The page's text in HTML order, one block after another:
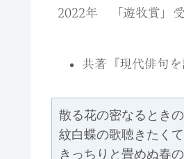
2022年 「遊牧賞」
共著『現代俳句を
散る花の密なるとき
紋白蝶の歌聴きたく
きっちりと畳めぬ春